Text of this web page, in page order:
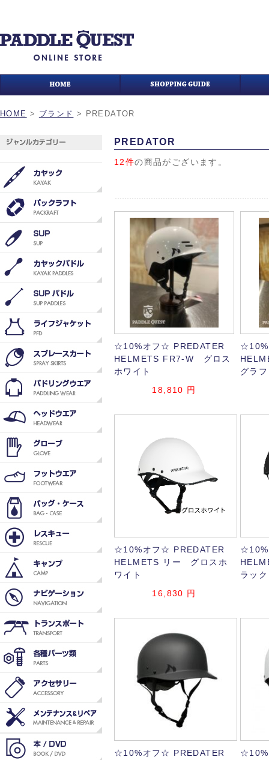
HOME > ブランド > PREDATOR
PREDATOR
12件の商品がございます。
☆10%オフ☆ PREDATER
HELMETS FR7-W グロス
ホワイト
18,810 円
☆10%
グラ
☆10%オフ☆ PREDATER
HELMETS リー グロスホ
ワイト
16,830 円
☆10%
ラック
☆10%オフ☆ PREDATER
☆10%